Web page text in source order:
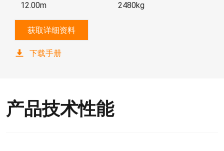
12.00m 2480kg
获取详细资料
下载手册
产品技术性能